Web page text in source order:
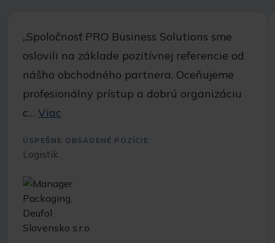
,,Spoločnosť PRO Business Solutions sme
oslovili na základe pozitívnej referencie od
nášho obchodného partnera. Oceňujeme
profesionálny prístup a dobrú organizáciu
c… Viac
ÚSPEŠNE OBSADENÉ POZÍCIE:
Logistik